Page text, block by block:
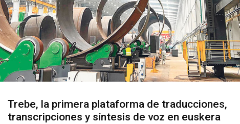
Trebe, la primera plataforma de traducciones,
transcripciones y síntesis de voz en euskera